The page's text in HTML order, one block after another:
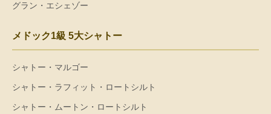
グラン・エシェゾー
メドック1級 5大シャトー
シャトー・マルゴー
シャトー・ラフィット・ロートシルト
シャトー・ムートン・ロートシルト